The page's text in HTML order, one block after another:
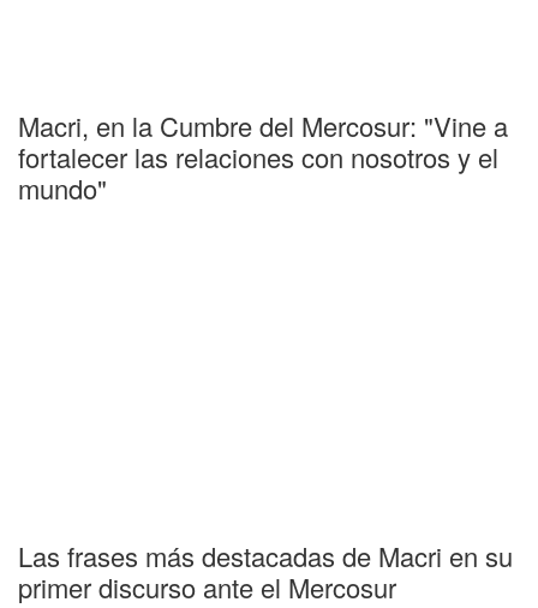
Macri, en la Cumbre del Mercosur: "Vine a
fortalecer las relaciones con nosotros y el
mundo"
Las frases más destacadas de Macri en su
primer discurso ante el Mercosur